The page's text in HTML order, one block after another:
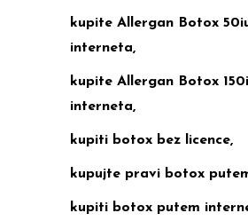
kupite Allergan Botox
interneta,
kupite Allergan Botox
interneta,
kupiti botox bez licence,
kupujte pravi botox
kupiti botox putem